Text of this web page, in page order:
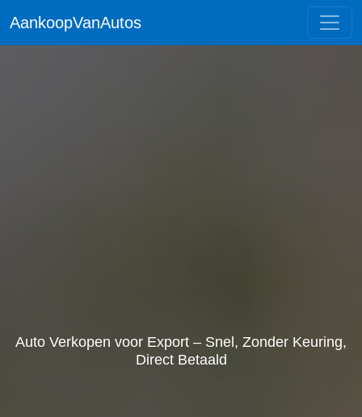
AankoopVanAutos
Auto Verkopen voor Export – Snel, Zonder Keuring,
Direct Betaald